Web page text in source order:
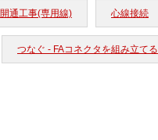
開通工事(専用線) 心線接続
つなぐ - FAコネクタを組み立てる